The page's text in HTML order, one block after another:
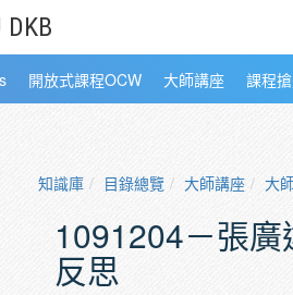
開放式課程OCW 大師講座 課程
知識庫 目錄總覽 大師講座 大
1091204－張
反思